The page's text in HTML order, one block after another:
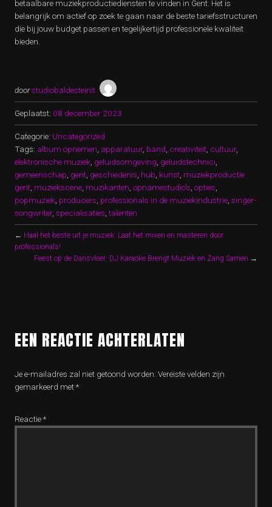
betaalbare muziekproductiediensten te vinden in Gent. Het is
belangrijk om actief op zoek te gaan naar de beste tariefsstructuren
die bij jouw budget passen en tegelijkertijd professionele kwaliteit
bieden.
doorstudiobaldesteinit
Geplaatst: 08 december 2023
Categorie: Uncategorized
Tags: album opnemen apparatuur, band creativiteit cultuur,
elektronische muziek geluidsomgeving geluidstechnici
gemeenschap gent geschiedenis hub kunst muziekproductie
gent muziekscene muzikanten opnamestudio's opties
popmuziek producers professionals in de muziekindustrie singer-
songwriter, specialisaties ,talenten
← Haal het beste uit je muziek: Laat het mixen en masteren door
professionals!
Feest op de Dansvloer: DJ Karaoke Brengt Muziek en Zang Samen →
EEN REACTIE ACHTERLATEN
Je e-mailadres zal niet getoond worden. Vereiste velden zijn
gemarkeerd met*
Reactie*